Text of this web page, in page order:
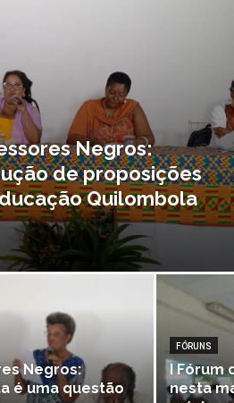
Negros:
de proposições
Quilombola
Negros:
é uma questão
FÓRUNS
I Fórum
nesta